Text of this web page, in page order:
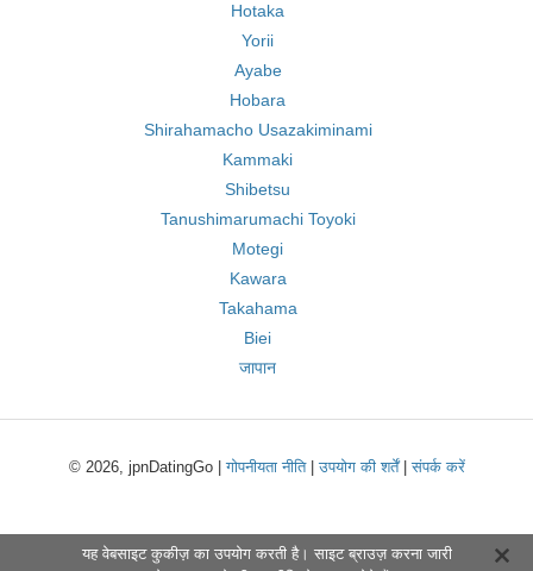
Hotaka
Yorii
Ayabe
Hobara
Shirahamacho Usazakiminami
Kammaki
Shibetsu
Tanushimarumachi Toyoki
Motegi
Kawara
Takahama
Biei
जापान
© 2026, jpnDatingGo |गोपनीयता नीति|उपयोग की शर्तें|संपर्क करें
यह वेबसाइट कुकीज़ का उपयोग करती है। साइट ब्राउज़ करना जारी